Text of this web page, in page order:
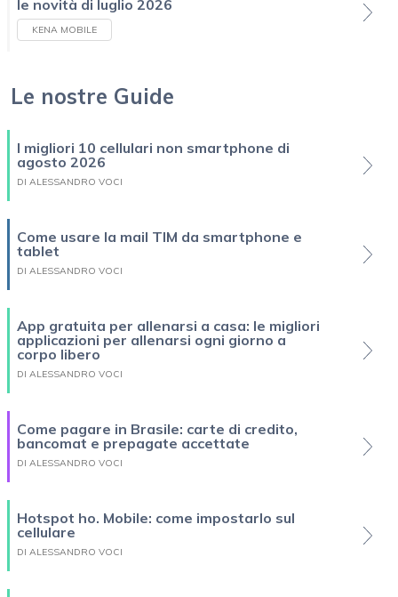
le novità di luglio 2026
KENA MOBILE
Le nostre Guide
I migliori 10 cellulari non smartphone di
agosto 2026
DI ALESSANDRO VOCI
Come usare la mail TIM da smartphone e
tablet
DI ALESSANDRO VOCI
App gratuita per allenarsi a casa: le migliori
applicazioni per allenarsi ogni giorno a
corpo libero
DI ALESSANDRO VOCI
Come pagare in Brasile: carte di credito,
bancomat e prepagate accettate
DI ALESSANDRO VOCI
Hotspot ho. Mobile: come impostarlo sul
cellulare
DI ALESSANDRO VOCI